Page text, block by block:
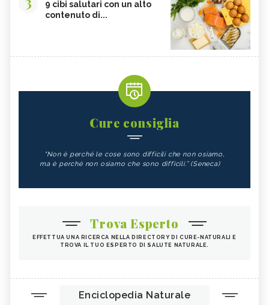
9 cibi salutari con un alto
contenuto di...
Cure consiglia
"Non è perché le cose sono difficili che non osiamo,
ma è perché non osiamo che sono difficili.” (Seneca)
Trova Esperto
EFFETTUA UNA RICERCA NELLA DIRECTORY DI CURE-NATURALI E
TROVA IL TUO ESPERTO DI SALUTE NATURALE.
Enciclopedia Naturale